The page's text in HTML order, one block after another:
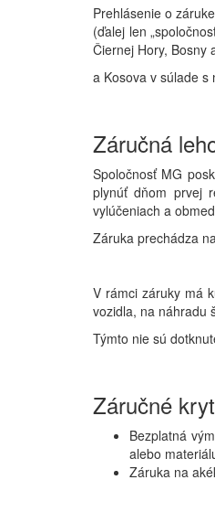
Prehlásenie o
(ďalej len
Čiernej Hory, Bosny
a Kosova v súlade s
Záručná
Spoločnosť MG
plynúť dňom prvej
vylúčeniach a
Záruka prechádza
V rámci záruky má
vozidla, na náhradu
Týmto nie sú
Záručné
Bezplatná
alebo
Záruka na